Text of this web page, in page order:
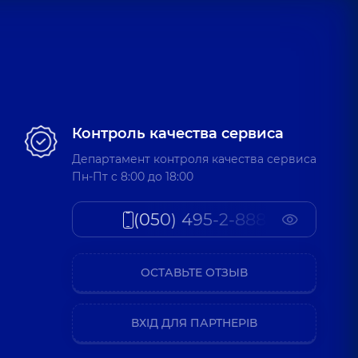
Контроль качества сервиса
Департамент контроля качества сервиса
Пн-Пт c 8:00 до 18:00
(050) 495-2-888
ОСТАВЬТЕ ОТЗЫВ
ВХІД ДЛЯ ПАРТНЕРІВ